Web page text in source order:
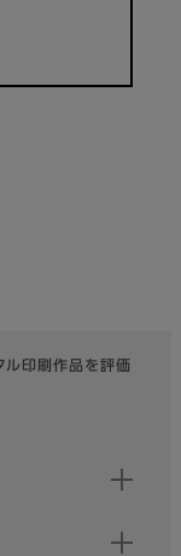
ル印刷作品を評価